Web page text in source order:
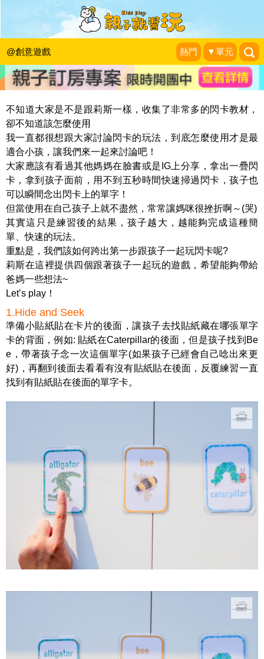
@創意遊戲 熱門 ▼單元
Hiding Jumping Beating，閃卡遊戲
GO～
|2022-04-06
不知道大家是不是跟莉斯一樣，收集了非常多的閃卡教材，
卻不知道該怎麼使用
我一直都很想跟大家討論閃卡的玩法，到底怎麼使用才是最
適合小孩，讓我們來一起來討論吧！
大家應該有看過其他媽媽在臉書或是IG上分享，拿出一疊閃
卡，拿到孩子面前，用不到五秒時間快速掃過閃卡，孩子也
可以瞬間念出閃卡上的單字！
但當使用在自己孩子上就不盡然，常常讓媽咪很挫折啊～(哭)
其實這只是練習後的結果，孩子越大，越能夠完成這種簡
單、快速的玩法。
重點是，我們該如何跨出第一步跟孩子一起玩閃卡呢?
莉斯在這裡提供四個跟著孩子一起玩的遊戲，希望能夠帶給
爸媽一些想法~
Let’s play！
1.Hide and Seek
準備小貼紙貼在卡片的後面，讓孩子去找貼紙藏在哪張單字
卡的背面，例如: 貼紙在Caterpillar的後面，但是孩子找到Be
e，帶著孩子念一次這個單字(如果孩子已經會自己唸出來更
好)，再翻到後面去看看有沒有貼紙貼在後面，反覆練習一直
找到有貼紙貼在後面的單字卡。